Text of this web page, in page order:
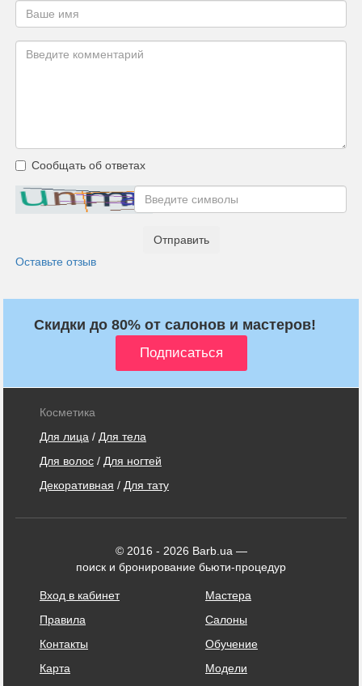
Сообщать об ответах
Отправить
Оставьте отзыв
Скидки до 80% от салонов и мастеров!
Косметика
Для лица / Для тела
Для волос / Для ногтей
Декоративная / Для тату
© 2016 - 2026 Barb.ua —
поиск и бронирование бьюти-процедур
Вход в кабинет
Правила
Контакты
Карта
Мастера
Салоны
Обучение
Модели